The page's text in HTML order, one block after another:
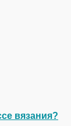
вязания?